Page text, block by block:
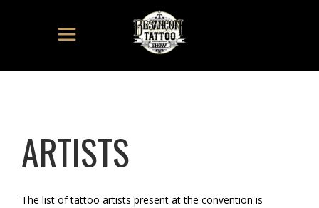
ARTISTS
The list of tattoo artists present at the convention is